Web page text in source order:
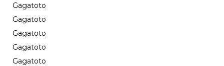
Gagatoto
Gagatoto
Gagatoto
Gagatoto
Gagatoto